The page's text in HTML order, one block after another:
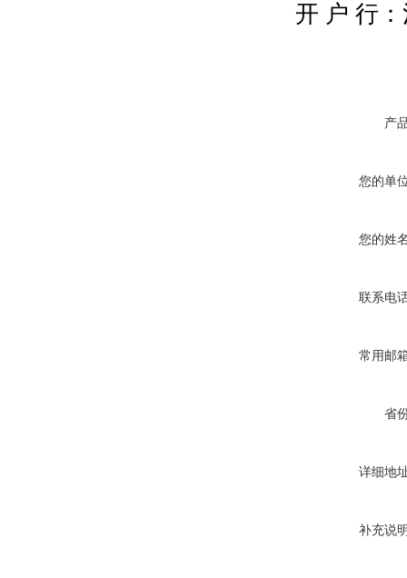
开 户 行
产
您的单
您的姓
联系电
常用邮
省
详细地
补充说